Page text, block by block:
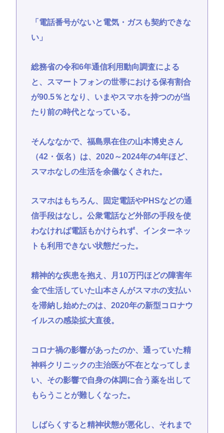
「電話番号がないと電気・ガスも契約できな
い」
総務省の令和6年通信利用動向調査による
と、スマートフォンの世帯における保有割合
が90.5％となり、いまやスマホを持つのが当
たり前の時代となっている。
そんななかで、福島県在住の山本博史さん
（42・仮名）は、2020～2024年の4年ほど、
スマホなしの生活を余儀なくされた。
スマホはもちろん、固定電話やPHSなどの通
信手段はなし。公衆電話など外部の手段を使
わなければ電話もかけられず、インターネッ
トも利用できない状態だった。
精神的な疾患を抱え、月10万円ほどの障害年
金で生活していた山本さんがスマホの支払い
を滞納し始めたのは、2020年の新型コロナウ
イルスの感染拡大直後。
コロナ禍の影響があったのか、通っていた精
神科クリニックの主治医が不在となってしま
い、その影響で自身の体調に合う薬を出して
もらうことが難しくなった。
しばらくすると精神状態が悪化し、それまで